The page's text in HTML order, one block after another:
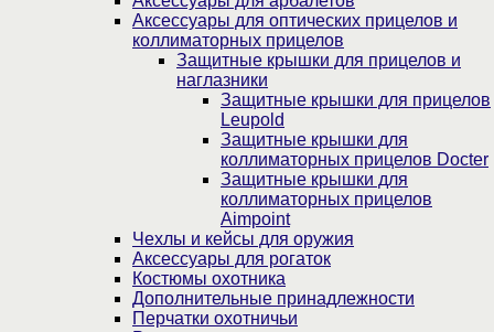
Аксессуары для оптических прицелов и
коллиматорных прицелов
Защитные крышки для прицелов и
наглазники
Защитные крышки для прицелов
Leupold
Защитные крышки для
коллиматорных прицелов Docter
Защитные крышки для
коллиматорных прицелов
Aimpoint
Чехлы и кейсы для оружия
Аксессуары для рогаток
Костюмы охотника
Дополнительные принадлежности
Перчатки охотничьи